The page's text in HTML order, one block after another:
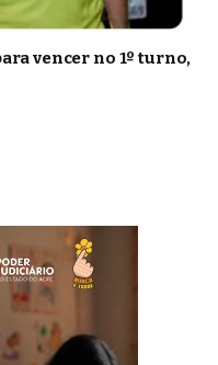
vencer no 1º turno,